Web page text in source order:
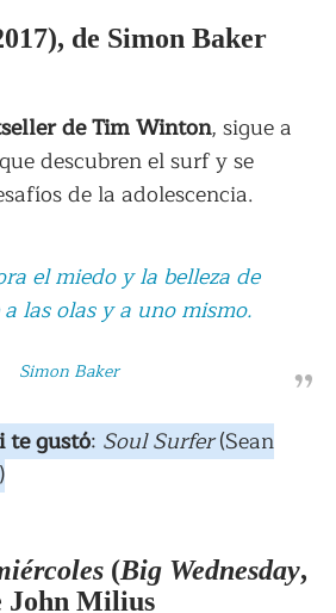
de Simon Baker
de Tim Winton, sigue a
descubren el surf y se
de la adolescencia.
el miedo y la belleza de
las olas y a uno mismo.
Simon Baker
te gustó: Soul Surfer(Sean
(Big Wednesday,
John Milius